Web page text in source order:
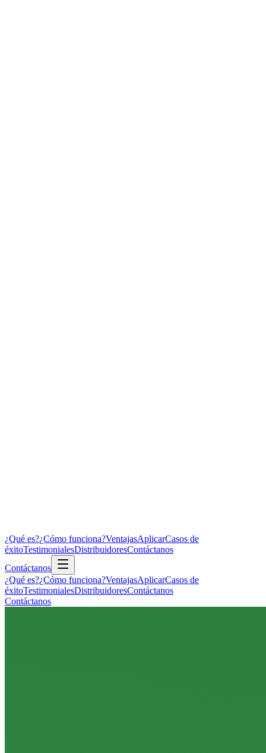
¿Qué es?¿Cómo funciona?VentajasAplicarCasos de
éxitoTestimonialesDistribuidoresContáctanos
Contáctanos
¿Qué es?¿Cómo funciona?VentajasAplicarCasos de
éxitoTestimonialesDistribuidoresContáctanos
Contáctanos